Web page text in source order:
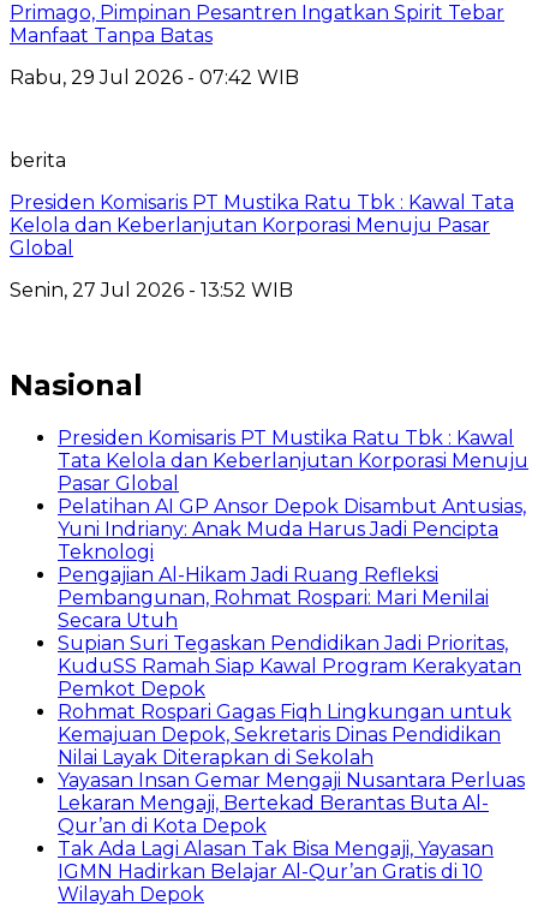
Primago, Pimpinan Pesantren Ingatkan Spirit Tebar
Manfaat Tanpa Batas
Rabu, 29 Jul 2026 - 07:42 WIB
berita
Presiden Komisaris PT Mustika Ratu Tbk : Kawal Tata
Kelola dan Keberlanjutan Korporasi Menuju Pasar
Global
Senin, 27 Jul 2026 - 13:52 WIB
Nasional
Presiden Komisaris PT Mustika Ratu Tbk : Kawal
Tata Kelola dan Keberlanjutan Korporasi Menuju
Pasar Global
Pelatihan AI GP Ansor Depok Disambut Antusias,
Yuni Indriany: Anak Muda Harus Jadi Pencipta
Teknologi
Pengajian Al-Hikam Jadi Ruang Refleksi
Pembangunan, Rohmat Rospari: Mari Menilai
Secara Utuh
Supian Suri Tegaskan Pendidikan Jadi Prioritas,
KuduSS Ramah Siap Kawal Program Kerakyatan
Pemkot Depok
Rohmat Rospari Gagas Fiqh Lingkungan untuk
Kemajuan Depok, Sekretaris Dinas Pendidikan
Nilai Layak Diterapkan di Sekolah
Yayasan Insan Gemar Mengaji Nusantara Perluas
Lekaran Mengaji, Bertekad Berantas Buta Al-
Qur’an di Kota Depok
Tak Ada Lagi Alasan Tak Bisa Mengaji, Yayasan
IGMN Hadirkan Belajar Al-Qur’an Gratis di 10
Wilayah Depok